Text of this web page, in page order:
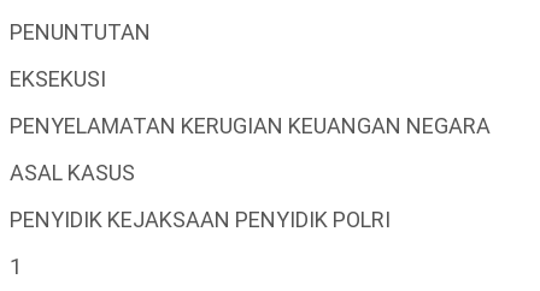
PENUNTUTAN
EKSEKUSI
PENYELAMATAN KERUGIAN KEUANGAN NEGARA
ASAL KASUS
PENYIDIK KEJAKSAAN PENYIDIK POLRI
1